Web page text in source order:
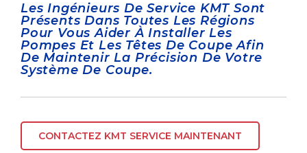
Les Ingénieurs De Service KMT Sont
Présents Dans Toutes Les Régions
Pour Vous Aider À Installer Les
Pompes Et Les Têtes De Coupe Afin
De Maintenir La Précision De Votre
Système De Coupe.
CONTACTEZ KMT SERVICE MAINTENANT